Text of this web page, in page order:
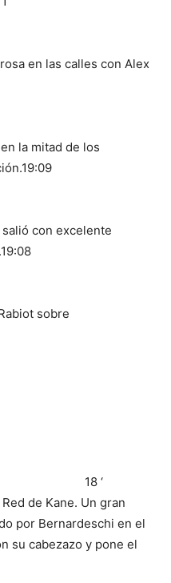
en las calles con Alex
la mitad de los
19:09
con excelente
19:08
sobre
18 ‘
de Kane. Un gran
por Bernardeschi en el
su cabezazo y pone el